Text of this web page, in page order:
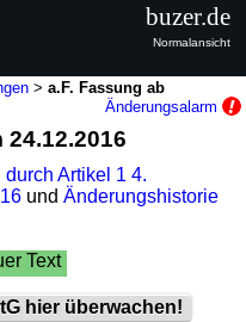
>a.F. Fassung ab
Änderungsalarm
24.12.2016
Artikel 1 4.
undÄnderungshistorie
Text
hier überwachen!
buzer.de
Normalansicht